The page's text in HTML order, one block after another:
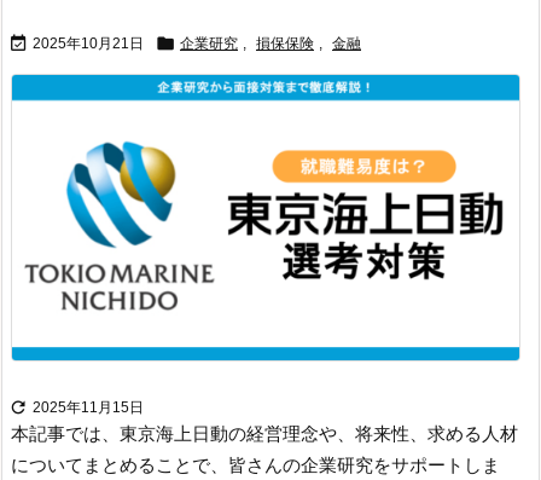
 2025年10月21日  企業研究 , 損保保険 , 金融
 2025年11月15日
本記事では、東京海上日動の経営理念や、将来性、求める人材
についてまとめることで、皆さんの企業研究をサポートしま